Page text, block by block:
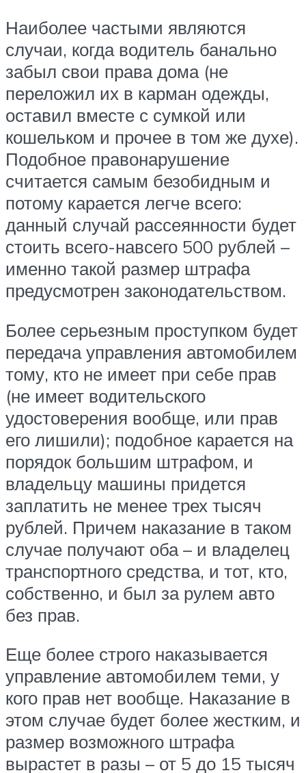
Наиболее частыми являются
случаи, когда водитель банально
забыл свои права дома (не
переложил их в карман одежды,
оставил вместе с сумкой или
кошельком и прочее в том же духе).
Подобное правонарушение
считается самым безобидным и
потому карается легче всего:
данный случай рассеянности будет
стоить всего-навсего 500 рублей –
именно такой размер штрафа
предусмотрен законодательством.
Более серьезным проступком будет
передача управления автомобилем
тому, кто не имеет при себе прав
(не имеет водительского
удостоверения вообще, или прав
его лишили); подобное карается на
порядок большим штрафом, и
владельцу машины придется
заплатить не менее трех тысяч
рублей. Причем наказание в таком
случае получают оба – и владелец
транспортного средства, и тот, кто,
собственно, и был за рулем авто
без прав.
Еще более строго наказывается
управление автомобилем теми, у
кого прав нет вообще. Наказание в
этом случае будет более жестким, и
размер возможного штрафа
вырастет в разы – от 5 до 15 тысяч